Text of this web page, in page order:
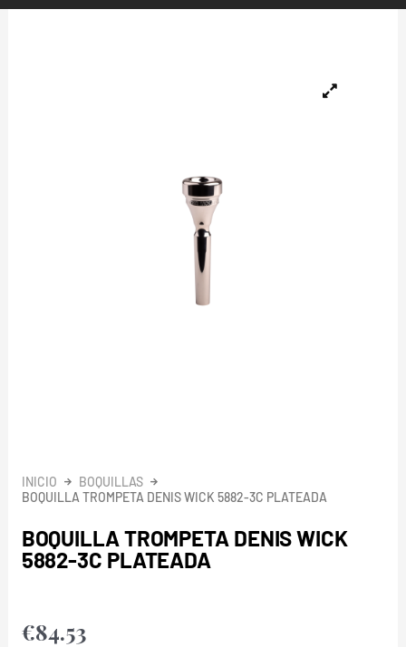
INICIO
BOQUILLAS
BOQUILLA TROMPETA DENIS WICK 5882-3C PLATEADA
BOQUILLA TROMPETA DENIS WICK
5882-3C PLATEADA
€84.53